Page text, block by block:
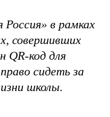
в рамках
совершивших
QR-код для
сидеть за
школы.